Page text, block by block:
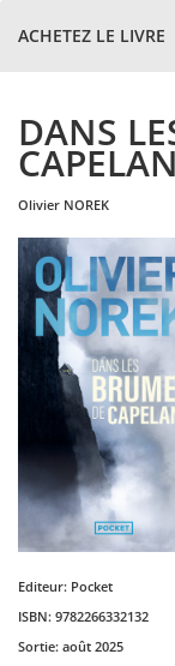
ACHETEZ LE LIVRE
DANS
olivier NOREK
Editeur: Pocket
ISBN: 9782266332132
Sortie: août 2025